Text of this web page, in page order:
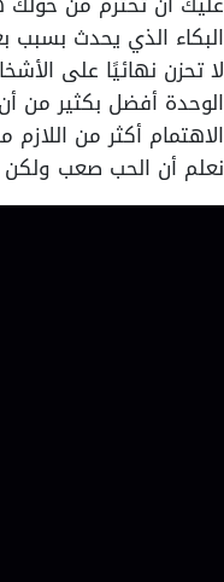
البكاء الذي يحدث بسبب
لا تحزن نهائيًا على
الوحدة أفضل بكثير
الاهتمام أكثر من
نعلم أن الحب صعب ولكن